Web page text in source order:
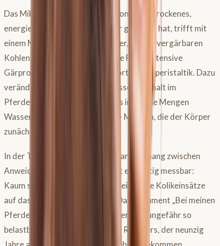
Das Mikrobiom, das sich über Monate an trockenes,
energiemäßig moderates Futter gewöhnt hat, trifft mit
einem Mal auf eine Flut an Wasser, schnell vergärbaren
Kohlenhydraten und Protein. Die Folge: intensive
Gärprozesse, Gasbildung, gestörte Darmperistaltik. Dazu
verändert sich der gesamte Wasserhaushalt im
Pferdekörper, weil mit dem Gras immense Mengen
Wasser aufgenommen werden – Mengen, die der Körper
zunächst nicht eingeplant hat.
In der Tierarztpraxis ist der Zusammenhang zwischen
Anweidezeit und Kolikhäufigkeit eindeutig messbar:
Kaum setzt die Weidezeit ein, steigen die Kolikeinsätze
auf das Zwei- bis Dreifache an. Das Argument „Bei meinen
Pferden ist noch nie etwas passiert" ist ungefähr so
belastbar wie das Argument des Rauchers, der neunzig